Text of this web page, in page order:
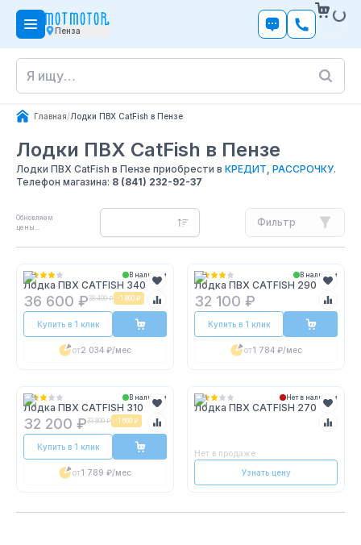
Пенза
Главная/Лодки ПВХ CatFish в Пензе
Лодки ПВХ CatFish в Пензе
Лодки ПВХ CatFish в Пензе приобрести в КРЕДИТ, РАССРОЧКУ.
Телефон магазина: 8 (841) 232-92-37
Обновляем
цены...
Фильтр
В наличии
Лодка ПВХ CATFISH 340
36 600 ₽38 400 ₽ -1 800 ₽
Купить в 1 клик
от2 034 ₽/мес
В наличии
Лодка ПВХ CATFISH 290
32 100 ₽
Купить в 1 клик
от1 784 ₽/мес
В наличии
Лодка ПВХ CATFISH 310
32 200 ₽33 800 ₽ -1 600 ₽
Купить в 1 клик
от1 789 ₽/мес
Нет в наличии
Лодка ПВХ CATFISH 270
Нет в продаже
Узнать цену